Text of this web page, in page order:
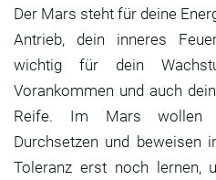
Der Mars steht für deine
Antrieb, dein inneres
wichtig für dein
Vorankommen und auch
Reife. Im Mars wollen
Durchsetzen und beweisen
Toleranz erst noch lernen,